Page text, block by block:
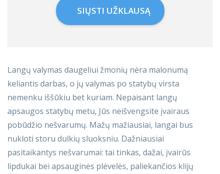
SIŲSTI UŽKLAUSĄ
Langų valymas daugeliui žmonių nėra malonumą
keliantis darbas, o jų valymas po statybų virsta
nemenku iššūkiu bet kuriam. Nepaisant langų
apsaugos statybų metu, Jūs neišvengsite įvairaus
pobūdžio nešvarumų. Mažų mažiausiai, langai bus
nukloti storu dulkių sluoksniu. Dažniausiai
pasitaikantys nešvarumai: tai tinkas, dažai, įvairūs
lipdukai bei apsauginės plėvelės, paliekančios klijų